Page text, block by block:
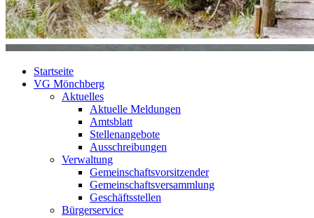
Startseite
VG Mönchberg
Aktuelles
Aktuelle Meldungen
Amtsblatt
Stellenangebote
Ausschreibungen
Verwaltung
Gemeinschaftsvorsitzender
Gemeinschaftsversammlung
Geschäftsstellen
Bürgerservice